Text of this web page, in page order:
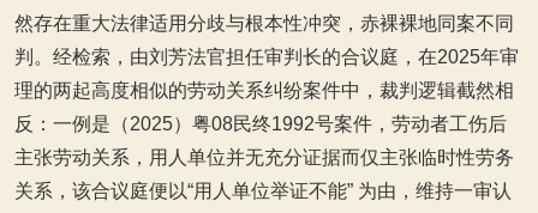
然存在重大法律适用分歧与根本性冲突，赤裸裸地同案不同
判。经检索，由刘芳法官担任审判长的合议庭，在2025年审
理的两起高度相似的劳动关系纠纷案件中，裁判逻辑截然相
反：一例是（2025）粤08民终1992号案件，劳动者工伤后
主张劳动关系，用人单位并无充分证据而仅主张临时性劳务
关系，该合议庭便以“用人单位举证不能” 为由，维持一审认